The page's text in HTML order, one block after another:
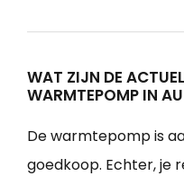
WAT ZIJN DE
WARMTEPOMP IN
De warmtepomp is
goedkoop. Echter, je